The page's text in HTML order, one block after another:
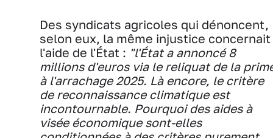
Des syndicats agricoles qui dénoncent,
selon eux, la même injustice concernait
l'aide de l'État : "l'État a annoncé 8
millions d'euros via le reliquat de la
à l'arrachage 2025. Là encore, le critère
de reconnaissance climatique est
incontournable. Pourquoi des aides à
visée économique sont-elles